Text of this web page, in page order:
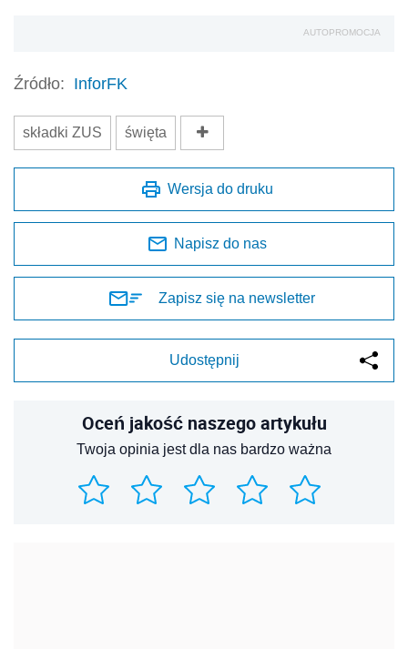
AUTOPROMOCJA
Źródło: InforFK
składki ZUS święta
Wersja do druku
Napisz do nas
Zapisz się na newsletter
Udostępnij
Oceń jakość naszego artykułu
Twoja opinia jest dla nas bardzo ważna